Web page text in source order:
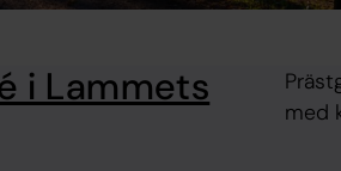
i Lammets
med